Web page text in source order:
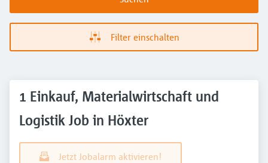
Filter einschalten
1 Einkauf, Materialwirtschaft und
Logistik Job in Höxter
Jetzt Jobalarm aktivieren!